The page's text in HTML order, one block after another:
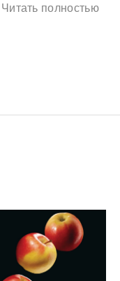
Читать полностью